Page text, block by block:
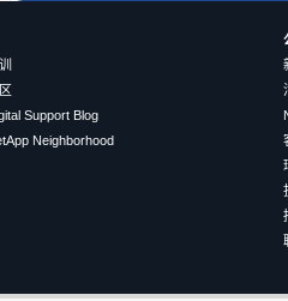
Support Blog
Neighborhood